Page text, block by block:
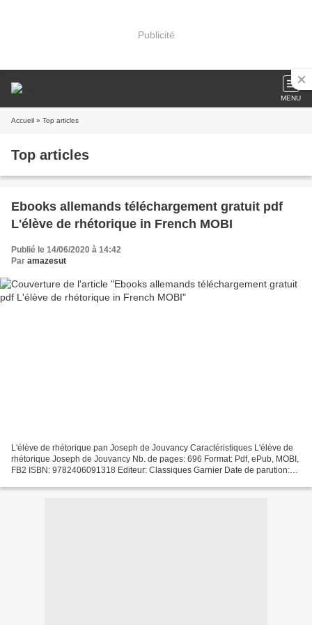
Publicité
MENU
Accueil » Top articles
Top articles
Ebooks allemands téléchargement gratuit pdf
L'élève de rhétorique in French MOBI
Publié le 14/06/2020 à 14:42
Par amazesut
L'élève de rhétorique pan Joseph de Jouvancy Caractéristiques L'élève de
rhétorique Joseph de Jouvancy Nb. de pages: 696 Format: Pdf, ePub, MOBI,
FB2 ISBN: 9782406091318 Editeur: Classiques Garnier Date de parution: